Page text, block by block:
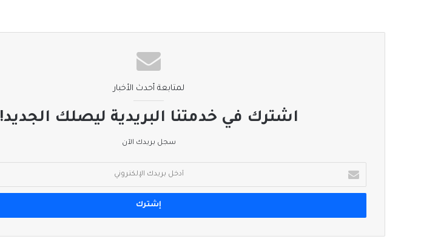
لمتابعة أحدث الأخبار
اشترك في خدمتنا البريدية ليصلك الجديد!
سجل بريدك الآن
بريدك
الإلكتروني